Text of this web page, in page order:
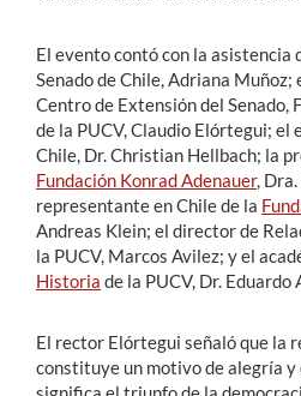
El evento contó con la asistencia
Senado de Chile, Adriana
Centro de Extensión del Senado,
de la PUCV, Claudio Elórtegui; el
Chile, Dr. Christian Hellbach; la
Fundación Konrad Adenauer,
representante en Chile de la
Andreas Klein; el director de
la PUCV, Marcos Avilez; y el
Historia de la PUCV, Dr. Eduardo
El rector Elórtegui señaló que la
constituye un motivo de alegría y